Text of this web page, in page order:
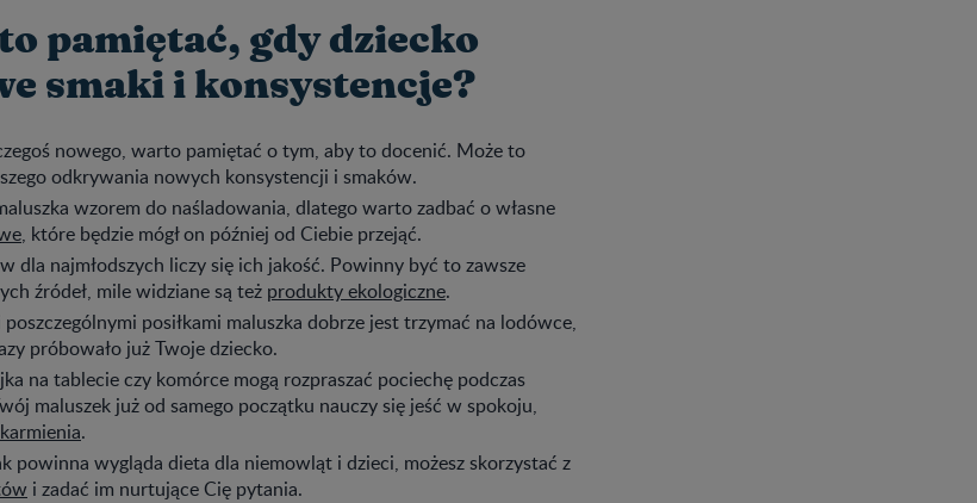
pamiętać, gdy dziecko
smaki i konsystencje?
nowego, warto pamiętać o tym, aby to docenić. Może to
odkrywania nowych konsystencji i smaków.
wzorem do naśladowania, dlatego warto zadbać o własne
, które będzie mógł on później od Ciebie przejąć.
dla najmłodszych liczy się ich jakość. Powinny być to zawsze
źródeł, mile widziane są też produkty ekologiczne.
posiłkami maluszka dobrze jest trzymać na lodówce,
próbowało już Twoje dziecko.
na tablecie czy komórce mogą rozpraszać pociechę podczas
maluszek już od samego początku nauczy się jeść w spokoju,
.
powinna wygląda dieta dla niemowląt i dzieci, możesz skorzystać z
i zadać im nurtujące Cię pytania.